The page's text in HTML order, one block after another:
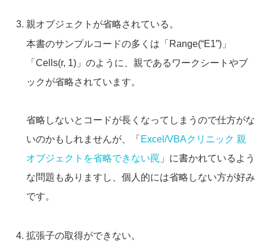
親オブジェクトが省略されている。
本書のサンプルコードの多くは「Range(“E1”)」
「Cells(r, 1)」のように、親であるワークシートやブ
ックが省略されています。
省略しないとコードが長くなってしまうので仕方がな
いのかもしれませんが、「 Excel/VBAクリニック 親
オブジェクトを省略できない罠 」に書かれているよう
な問題もありますし、個人的には省略しない方が好み
です。
拡張子の取得ができない。